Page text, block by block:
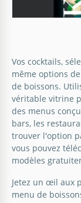
Ce menu
Google Slides
Ce modèle
dégage une
reflétant
apprécié.
Google Slides
Vos cocktails,
même options
de boissons.
véritable vitrine
des menus
bars, les
trouver l'option
vous pouvez
modèles
Jetez un œil aux
menu de